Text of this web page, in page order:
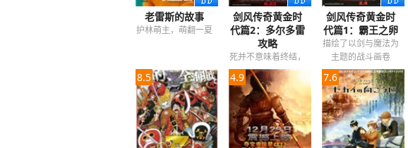
老雷斯的故事
护林萌主，萌翻一夏
剑风传奇黄金时
代篇2：多尔多雷
攻略
死并不意味着终结，
那只是生命形式的改
变
剑风传奇黄金时
代篇1：霸王之卵
描绘了以剑与魔法为
主题的战斗画卷
8.5 4.9 7.6